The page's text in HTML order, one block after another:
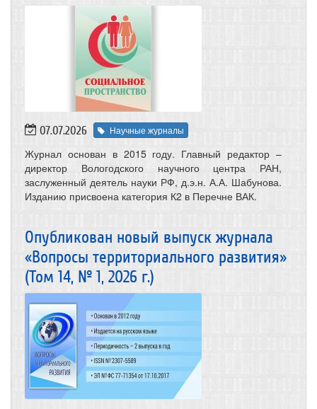
07.07.2026 Научные журналы
Журнал основан в 2015 году. Главный редактор –
директор Вологодского научного центра РАН,
заслуженный деятель науки РФ, д.э.н. А.А. Шабунова.
Изданию присвоена категория К2 в Перечне ВАК.
Опубликован новый выпуск журнала
«Вопросы территориального развития»
(Том 14, № 1, 2026 г.)